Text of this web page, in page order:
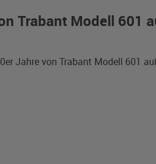
Trabant Modell 601
Jahre von Trabant Modell 601